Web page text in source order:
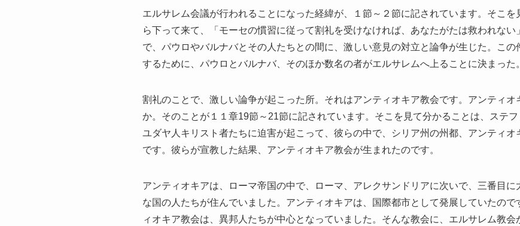
エルサレム会議が行われることになった経緯が、１節～２節に記されています。そこ
ら下って来て、「モーセの慣習に従って割礼を受けなければ、あなたがたは救われな
で、パウロやバルナバとその人たちとの間に、激しい意見の対立と論争が生じた。こ
するために、パウロとバルナバ、そのほか数名の者がエルサレムへ上ることに決まった
割礼のことで、激しい論争が起こった所。それはアンティオキア教会です。アンティ
か。そのことが１１章19節～21節に記されています。そこを見て分かることは、ステ
ユダヤ人キリスト者たちに迫害が起こって、彼らの中で、シリア州の州都、アンティオ
です。彼らが宣教した結果、アンティオキア教会が生まれたのです。
アンティオキアは、ローマ帝国の中で、ローマ、アレクサンドリアに次いで、三番目に
な国の人たちが住んでいました。アンティオキアは、国際都市として発展していたの
ィオキア教会は、異邦人たちが中心となっていました。そんな教会に、エルサレム教